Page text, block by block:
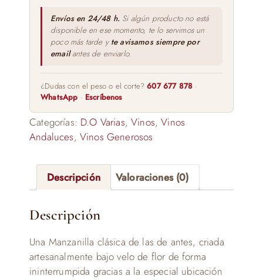
Envíos en 24/48 h. Si algún producto no está
disponible en ese momento, te lo servimos un
poco más tarde y te avisamos siempre por
emailantes de enviarlo.
¿Dudas con el peso o el corte?607 677 878 ·
WhatsApp · Escríbenos
Categorías: D.O Varias,Vinos,Vinos
Andaluces, Vinos Generosos
Descripción Valoraciones (0)
Descripción
Una Manzanilla clásica de las de antes, criada
artesanalmente bajo velo de flor de forma
ininterrumpida gracias a la especial ubicación